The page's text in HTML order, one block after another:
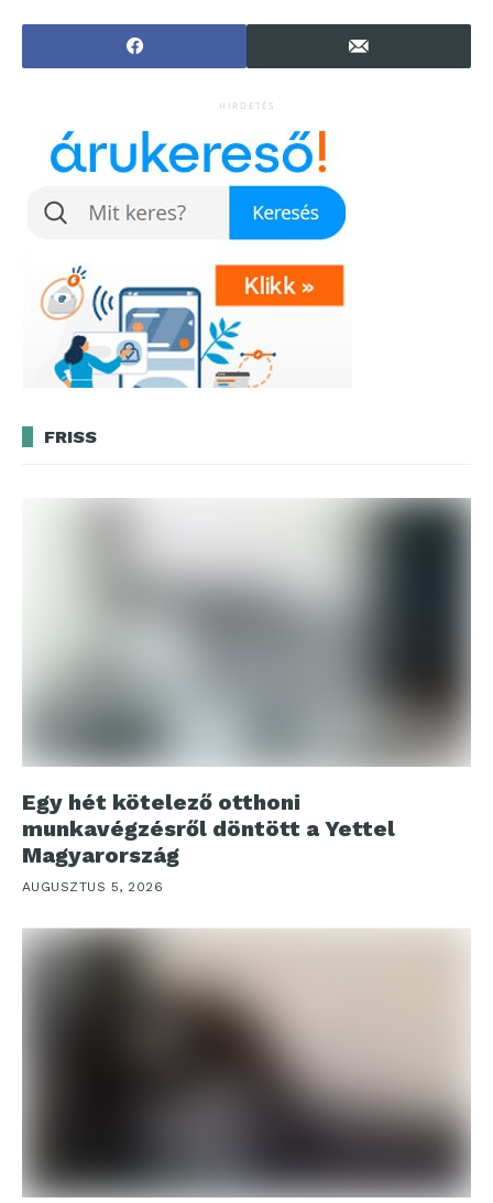
HIRDETÉS
FRISS
Egy hét kötelező otthoni
munkavégzésről döntött a Yettel
Magyarország
AUGUSZTUS 5, 2026